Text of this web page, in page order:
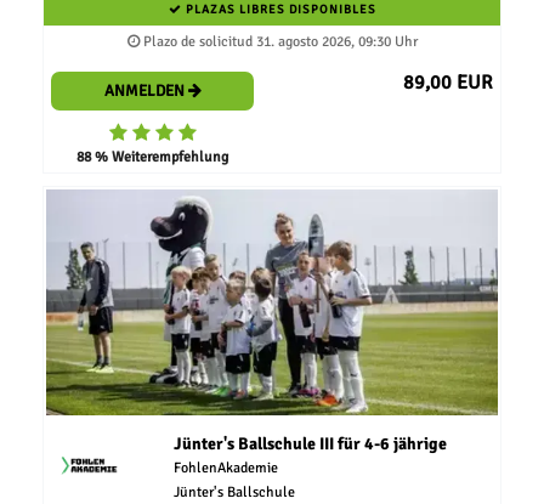
PLAZAS LIBRES DISPONIBLES
Plazo de solicitud 31. agosto 2026, 09:30 Uhr
ANMELDEN
88 % Weiterempfehlung
89,00 EUR
Jünter's Ballschule III für 4-6 jährige
FohlenAkademie
Jünter's Ballschule